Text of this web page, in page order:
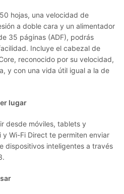
hojas, una velocidad de
a doble cara y un alimentador
35 páginas (ADF), podrás
Incluye el cabezal de
reconocido por su velocidad,
y con una vida útil igual a la de
lugar
desde móviles, tablets y
Wi-Fi Direct te permiten enviar
dispositivos inteligentes a través